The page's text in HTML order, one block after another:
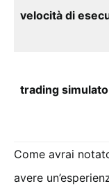
velocità di
trading simulato
Come avrai
avere